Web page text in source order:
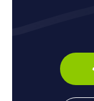
vostro tour di
specialità locali
di ceci che vi
Dopo la